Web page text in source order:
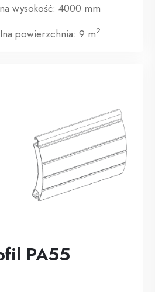
wysokość: 4000 mm
powierzchnia: 9 m2
PA55